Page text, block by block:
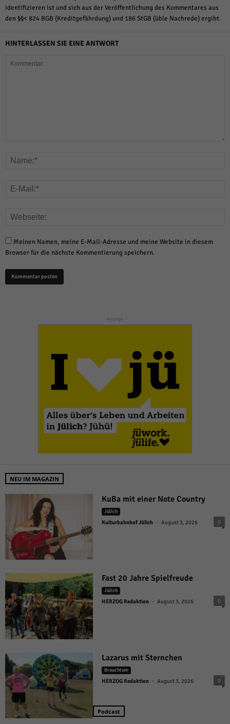
identifizieren ist und sich aus der Veröffentlichung des Kommentares aus
den §§< 824 BGB (Kreditgefährdung) und 186 StGB (üble Nachrede) ergibt.
HINTERLASSEN SIE EINE ANTWORT
Meinen Namen, meine E-Mail-Adresse und meine Website in diesem
Browser für die nächste Kommentierung speichern.
- Anzeige -
NEU IM MAGAZIN
KuBa mit einer Note Country
Jülich
Kulturbahnhof Jülich - August 3, 2026 0
Fast 20 Jahre Spielfreude
Jülich
HERZOG Redaktion - August 3, 2026 0
Lazarus mit Sternchen
Brauchtum
HERZOG Redaktion - August 3, 2026 0
Podcast